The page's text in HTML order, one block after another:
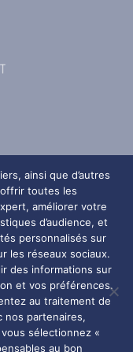
ainsi que d’autres
toutes les
améliorer votre
d’audience, et
personnalisés sur
les réseaux sociaux.
des informations sur
et vos préférences.
au traitement de
nos partenaires,
sélectionnez «
au bon